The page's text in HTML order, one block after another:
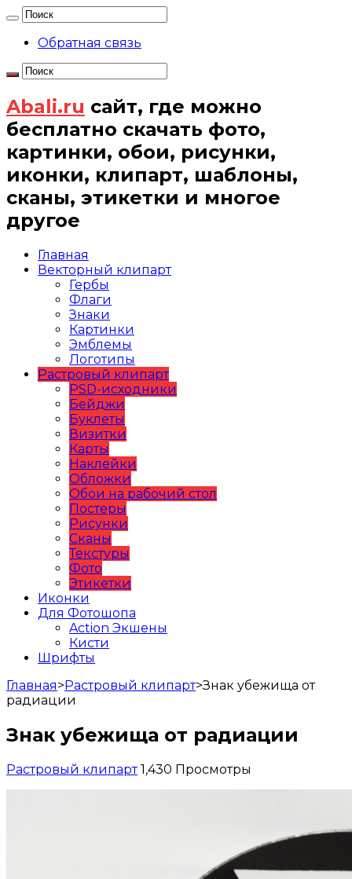
Обратная связь
Abali.ru сайт, где можно
бесплатно скачать фото,
картинки, обои, рисунки,
иконки, клипарт, шаблоны,
сканы, этикетки и многое
другое
Главная
Векторный клипарт
Гербы
Флаги
Знаки
Картинки
Эмблемы
Логотипы
Растровый клипарт
PSD-исходники
Бейджи
Буклеты
Визитки
Карты
Наклейки
Обложки
Обои на рабочий стол
Постеры
Рисунки
Сканы
Текстуры
Фото
Этикетки
Иконки
Для Фотошопа
Action Экшены
Кисти
Шрифты
Главная>Растровый клипарт>Знак убежища от
радиации
Знак убежища от радиации
Растровый клипарт 1,430 Просмотры